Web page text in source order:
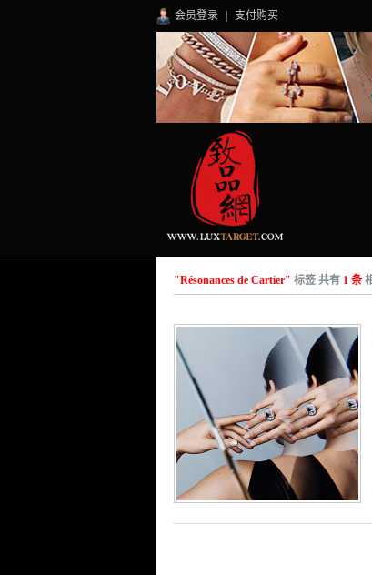
会员登录 支付购买
"Résonances de Cartier" 标签 共有 1 条